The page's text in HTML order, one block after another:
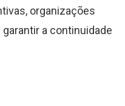
organizações
a continuidade